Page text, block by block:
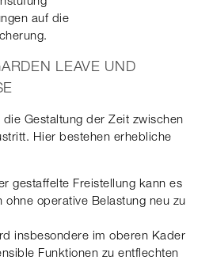
auf die
LEAVE UND
Gestaltung der Zeit zwischen
Hier bestehen erhebliche
gestaffelte Freistellung kann es
ohne operative Belastung neu zu
insbesondere im oberen Kader
Funktionen zu entflechten